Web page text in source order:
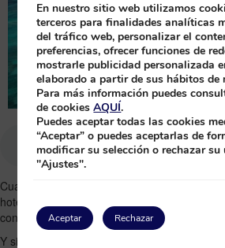
Cuando uno viene de
hotel, sino también en todas las actividades
conocer la belleza del país.
Y si tenemos que elegir cuál es la
En nuestro sitio web utilizamos
terceros para finalidades analíticas
del tráfico web, personalizar el
preferencias, ofrecer funciones de
mostrarle publicidad personalizada
elaborado a partir de sus hábitos de
Para más información puedes
de cookiesAQUÍ.
Puedes aceptar todas las cookies
“Aceptar” o puedes aceptarlas de
modificar su selección o rechazar su
"Ajustes".
Aceptar Rechazar